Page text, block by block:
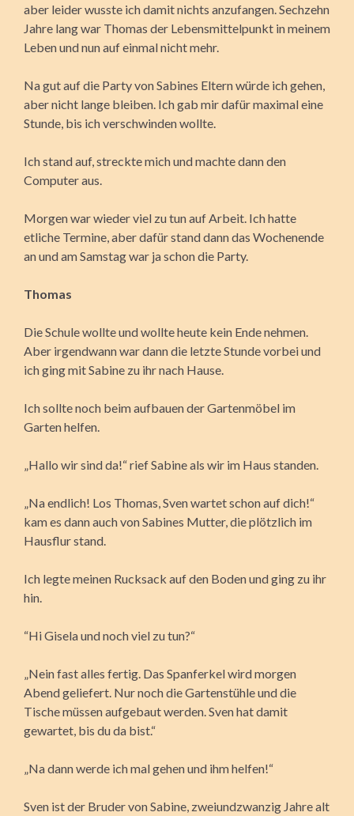
aber leider wusste ich damit nichts anzufangen. Sechzehn
Jahre lang war Thomas der Lebensmittelpunkt in meinem
Leben und nun auf einmal nicht mehr.
Na gut auf die Party von Sabines Eltern würde ich gehen,
aber nicht lange bleiben. Ich gab mir dafür maximal eine
Stunde, bis ich verschwinden wollte.
Ich stand auf, streckte mich und machte dann den
Computer aus.
Morgen war wieder viel zu tun auf Arbeit. Ich hatte
etliche Termine, aber dafür stand dann das Wochenende
an und am Samstag war ja schon die Party.
Thomas
Die Schule wollte und wollte heute kein Ende nehmen.
Aber irgendwann war dann die letzte Stunde vorbei und
ich ging mit Sabine zu ihr nach Hause.
Ich sollte noch beim aufbauen der Gartenmöbel im
Garten helfen.
„Hallo wir sind da!“ rief Sabine als wir im Haus standen.
„Na endlich! Los Thomas, Sven wartet schon auf dich!“
kam es dann auch von Sabines Mutter, die plötzlich im
Hausflur stand.
Ich legte meinen Rucksack auf den Boden und ging zu ihr
hin.
“Hi Gisela und noch viel zu tun?“
„Nein fast alles fertig. Das Spanferkel wird morgen
Abend geliefert. Nur noch die Gartenstühle und die
Tische müssen aufgebaut werden. Sven hat damit
gewartet, bis du da bist.“
„Na dann werde ich mal gehen und ihm helfen!“
Sven ist der Bruder von Sabine, zweiundzwanzig Jahre alt